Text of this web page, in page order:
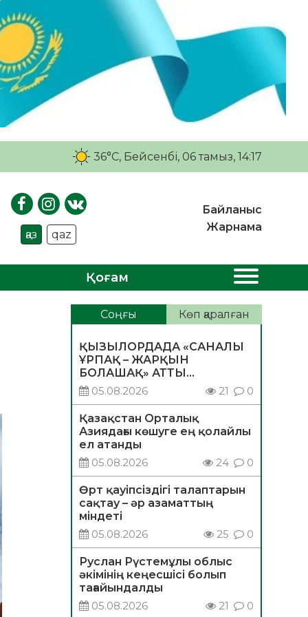
36°C, Бейсенбі, 06 тамыз, 14:17
қаз qaz
Байланыс
Жарнама
Қоғам
Соңғы Көп қаралған
ҚЫЗЫЛОРДАДА «САНАЛЫ
ҰРПАҚ – ЖАРҚЫН
БОЛАШАҚ» АТТЫ
КЕҢЕЙТІЛГЕН МӘЖІЛІС
ӨТТІ
05.08.2026 21 0
Қазақстан Орталық
Азиядағы көшуге ең қолайлы
ел атанды
05.08.2026
24 0
Өрт қауіпсіздігі талаптарын
сақтау – әр азаматтың
міндеті
05.08.2026
25 0
Руслан Рүстемұлы облыс
әкімінің кеңесшісі болып
тағайындалды
05.08.2026
21 0